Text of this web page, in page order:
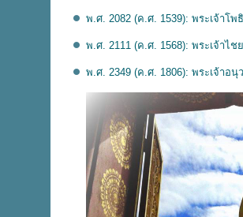
พ.ศ. 2082 (ค.ศ. 1539): พระเจ้าโ
พ.ศ. 2111 (ค.ศ. 1568): พระเจ้าไ
พ.ศ. 2349 (ค.ศ. 1806): พระเจ้าอ